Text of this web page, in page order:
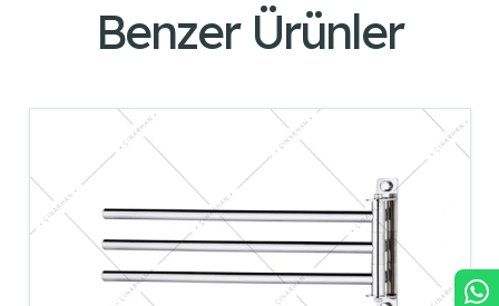
Benzer Ürünler